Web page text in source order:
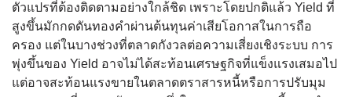
ตัวแปรที่ต้องติดตามอย่างใกล้ชิด เพราะโดยปกติแล้ว Yield ที่
สูงขึ้นมักกดดันทองคำผ่านต้นทุนค่าเสียโอกาสในการถือ
ครอง แต่ในบางช่วงที่ตลาดกังวลต่อความเสี่ยงเชิงระบบ การ
พุ่งขึ้นของ Yield อาจไม่ได้สะท้อนเศรษฐกิจที่แข็งแรงเสมอไป
แต่อาจสะท้อนแรงขายในตลาดตราสารหนี้หรือการปรับมุม